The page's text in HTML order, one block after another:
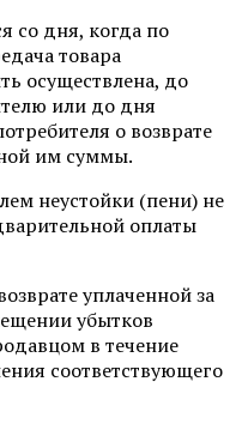
со дня, когда по
товара
осуществлена, до
или до дня
о возврате
им суммы.
неустойки (пени) не
оплаты
уплаченной за
убытков
в течение
соответствующего